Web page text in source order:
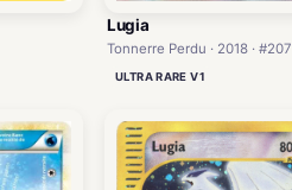
Lugia
Tonnerre Perdu · 2018 · #207
ULTRA RARE V1